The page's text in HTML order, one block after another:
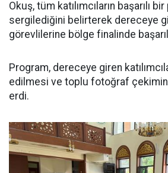
Okuş, tüm katılımcıların başarılı
sergilediğini belirterek dereceye
görevlilerine bölge finalinde
Program, dereceye giren
edilmesi ve toplu fotoğraf
erdi.